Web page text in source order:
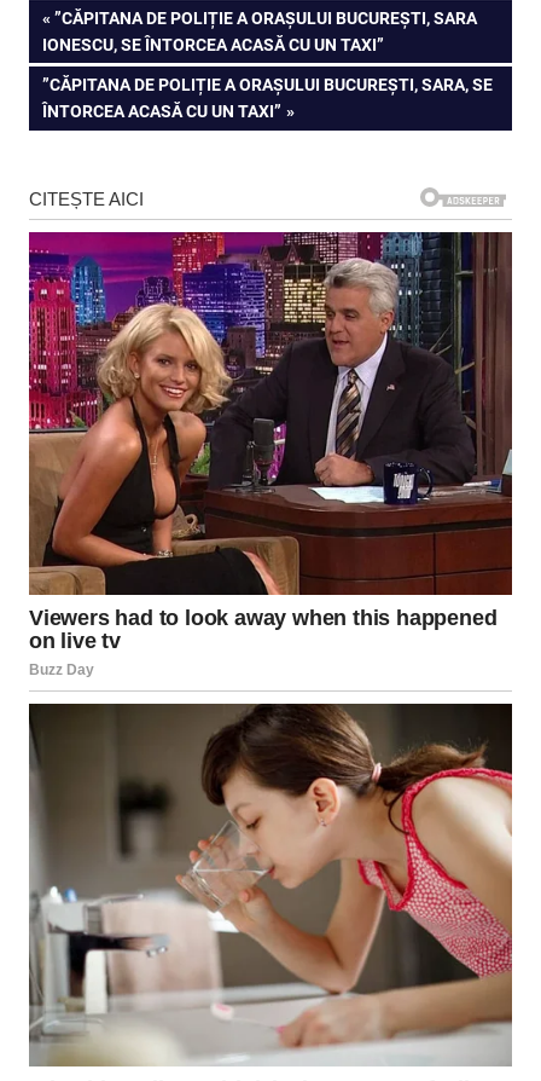
Navigare
în
articole
PREVIOUS
POST:
”CĂPITANA DE POLIȚIE A ORAȘULUI BUCUREȘTI, SARA
IONESCU, SE ÎNTORCEA ACASĂ CU UN TAXI”
NEXT
POST:
”CĂPITANA DE POLIȚIE A ORAȘULUI BUCUREȘTI, SARA, SE
ÎNTORCEA ACASĂ CU UN TAXI”